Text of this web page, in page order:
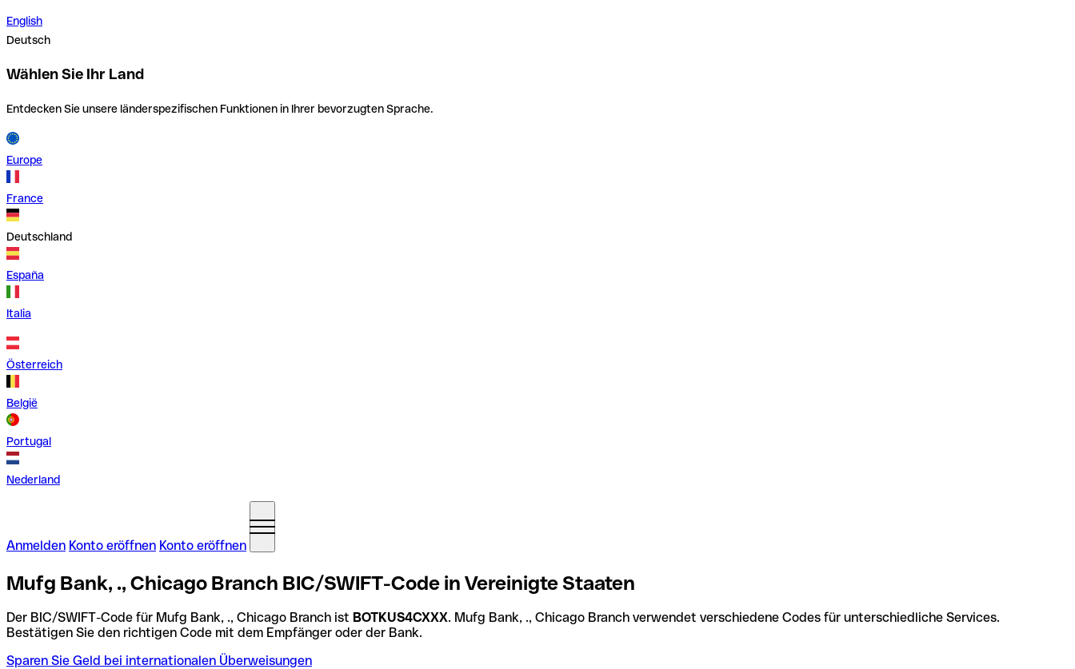
English
Deutsch
Wählen Sie Ihr Land
Entdecken Sie unsere länderspezifischen Funktionen in Ihrer bevorzugten Sprache.
Europe
France
Deutschland
España
Italia
Österreich
België
Portugal
Nederland
Anmelden Konto eröffnen Konto eröffnen
Mufg Bank, ., Chicago Branch BIC/SWIFT-Code in Vereinigte Staaten
Der BIC/SWIFT-Code für Mufg Bank, ., Chicago Branch ist BOTKUS4CXXX. Mufg Bank, ., Chicago Branch verwendet verschiedene Codes für unterschiedliche Services.
Bestätigen Sie den richtigen Code mit dem Empfänger oder der Bank.
Sparen Sie Geld bei internationalen Überweisungen